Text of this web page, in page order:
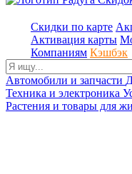
Скидки по карте
Активация карты
Компаниям Кэшбэк
Автомобили и запчасти
Техника и электроника
Растения и товары для